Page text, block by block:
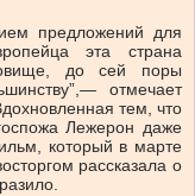
предложений для
эта страна
до сей поры
отмечает
тем, что
Лежерон даже
который в марте
рассказала о